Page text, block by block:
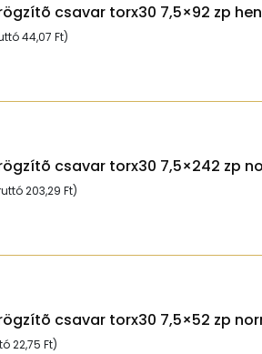
csavar torx30 7,5×92 zp
44,07 Ft)
csavar torx30 7,5×242 zp
203,29 Ft)
csavar torx30 7,5×52 zp
22,75 Ft)